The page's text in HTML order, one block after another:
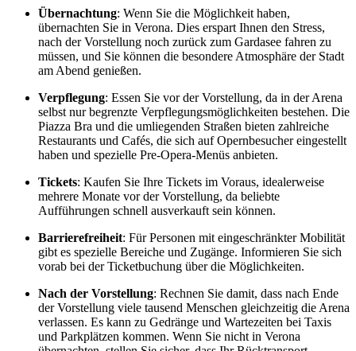
Übernachtung: Wenn Sie die Möglichkeit haben,
übernachten Sie in Verona. Dies erspart Ihnen den Stress,
nach der Vorstellung noch zurück zum Gardasee fahren zu
müssen, und Sie können die besondere Atmosphäre der Stadt
am Abend genießen.
Verpflegung: Essen Sie vor der Vorstellung, da in der Arena
selbst nur begrenzte Verpflegungsmöglichkeiten bestehen. Die
Piazza Bra und die umliegenden Straßen bieten zahlreiche
Restaurants und Cafés, die sich auf Opernbesucher eingestellt
haben und spezielle Pre-Opera-Menüs anbieten.
Tickets: Kaufen Sie Ihre Tickets im Voraus, idealerweise
mehrere Monate vor der Vorstellung, da beliebte
Aufführungen schnell ausverkauft sein können.
Barrierefreiheit: Für Personen mit eingeschränkter Mobilität
gibt es spezielle Bereiche und Zugänge. Informieren Sie sich
vorab bei der Ticketbuchung über die Möglichkeiten.
Nach der Vorstellung: Rechnen Sie damit, dass nach Ende
der Vorstellung viele tausend Menschen gleichzeitig die Arena
verlassen. Es kann zu Gedränge und Wartezeiten bei Taxis
und Parkplätzen kommen. Wenn Sie nicht in Verona